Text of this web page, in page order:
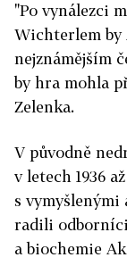
"Po vynálezci
Wichterlem
nejznámějším
by hra mohla
Zelenka.
V původně
v letech 1936
s vymyšlenými
radili
a biochemie